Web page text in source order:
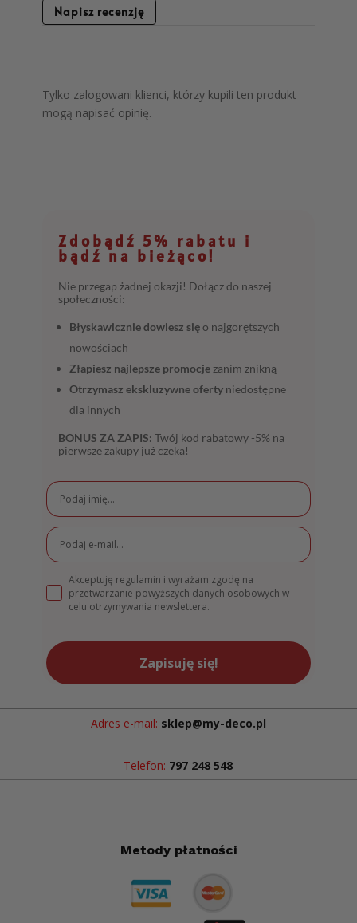
Napisz recenzję
Tylko zalogowani klienci, którzy kupili ten produkt
mogą napisać opinię.
Zdobądź 5% rabatu i
bądź na bieżąco!
Nie przegap żadnej okazji! Dołącz do naszej
społeczności:
Błyskawicznie dowiesz sięo najgorętszych
nowościach
Złapiesz najlepsze promocje zanim znikną
Otrzymasz ekskluzywne oferty niedostępne
dla innych
BONUS ZA ZAPIS: Twój kod rabatowy -5% na
pierwsze zakupy już czeka!
Akceptuję regulamin i wyrażam zgodę na
przetwarzanie powyższych danych osobowych w
celu otrzymywania newslettera.
Zapisuję się!
Adres e-mail: sklep@my-deco.pl
Telefon: 797 248 548
Metody płatności